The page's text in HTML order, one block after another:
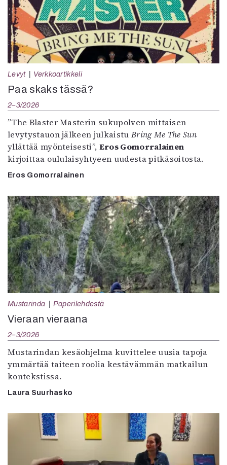
Levyt Verkkoartikkeli
Paa skaks tässä?
2–3/2026
”The Blaster Masterin sukupolven mittaisen
levytystauon jälkeen julkaistu Bring Me The Sun
yllättää myönteisesti”, Eros Gomorralainen
kirjoittaa oululaisyhtyeen uudesta pitkäsoitosta.
Eros Gomorralainen
Mustarinda Paperilehdestä
Vieraan vieraana
2–3/2026
Mustarindan kesäohjelma kuvittelee uusia tapoja
ymmärtää taiteen roolia kestävämmän matkailun
kontekstissa.
Laura Suurhasko